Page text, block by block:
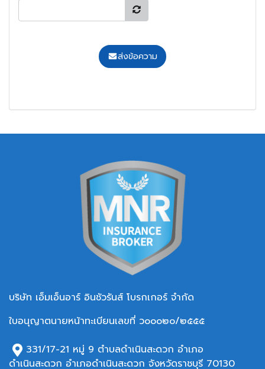
ส่งข้อความ
บริษัท เอ็มเอ็นอาร์ อินชัวรันส์ โบรกเกอร์ จำกัด
ใบอนุญาตนายหน้าทะเบียนเลขที่ ว๐๐๐๒๐/๒๕๕๕
331/17-21 หมู่ 9 ตำบลดำเนินสะดวก อำเภอ
ดำเนินสะดวก อำเภอดำเนินสะดวก จังหวัดราชบุรี 70130